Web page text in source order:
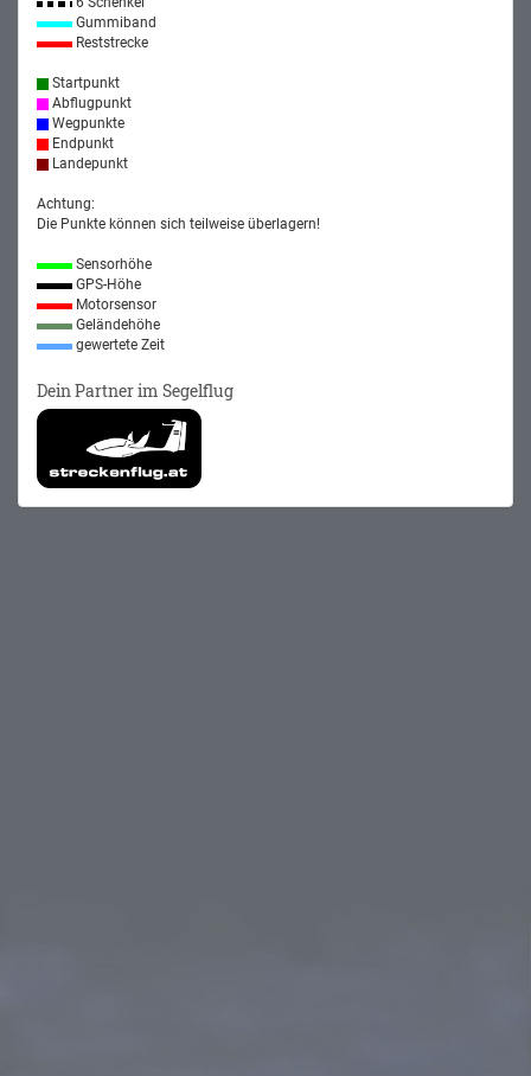
Gummiband
Reststrecke
Startpunkt
Abflugpunkt
Wegpunkte
Endpunkt
Landepunkt
Achtung:
Die Punkte können sich teilweise überlagern!
Sensorhöhe
GPS-Höhe
Motorsensor
Geländehöhe
gewertete Zeit
Dein Partner im Segelflug